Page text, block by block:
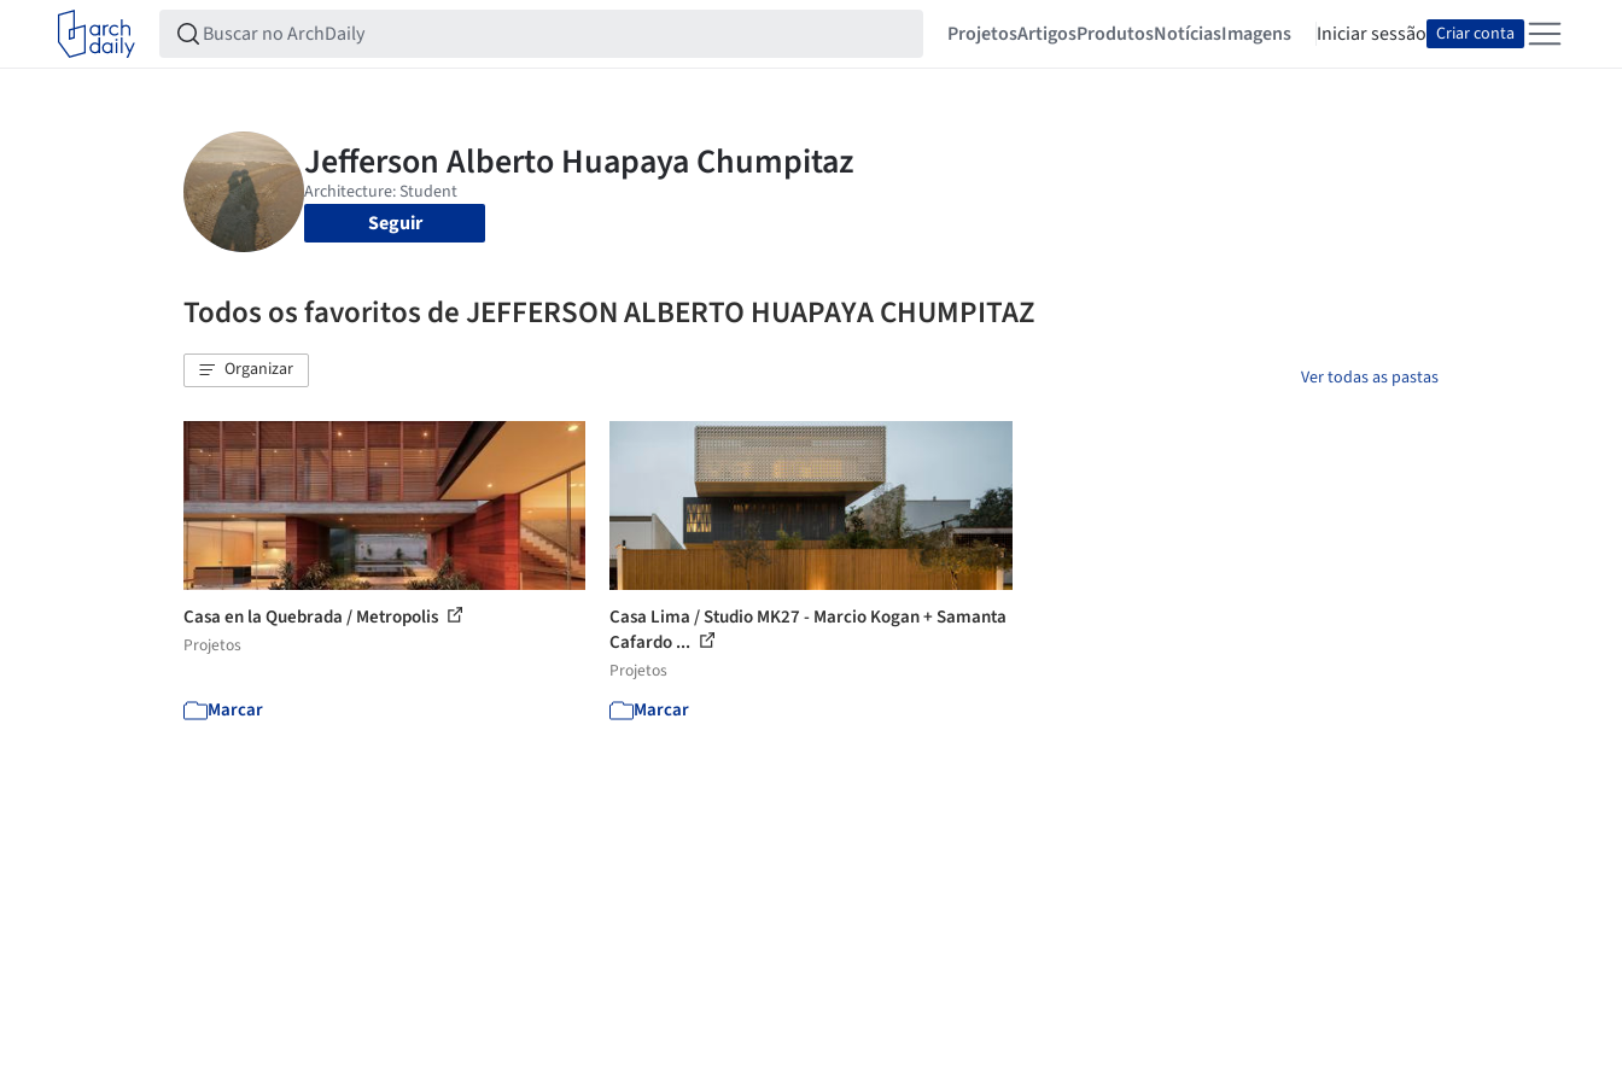
ProjetosArtigosProdutosNotíciasImagens Iniciar sessão Criar conta
Seguir
Todos os favoritos de JEFFERSON ALBERTO HUAPAYA CHUMPITAZ
Organizar Ver todas as pastas
Casa en la Quebrada / Metropolis
Projetos
Marcar
Casa Lima / Studio MK27 - Marcio Kogan + Samanta
Cafardo ...
Projetos
Marcar